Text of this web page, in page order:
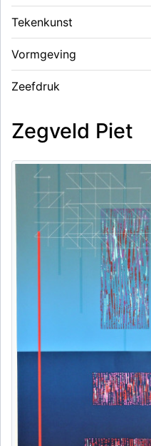
Tekenkunst
Vormgeving
Zeefdruk
Zegveld Piet